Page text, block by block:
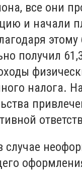
все они
и начали
получил
налога.